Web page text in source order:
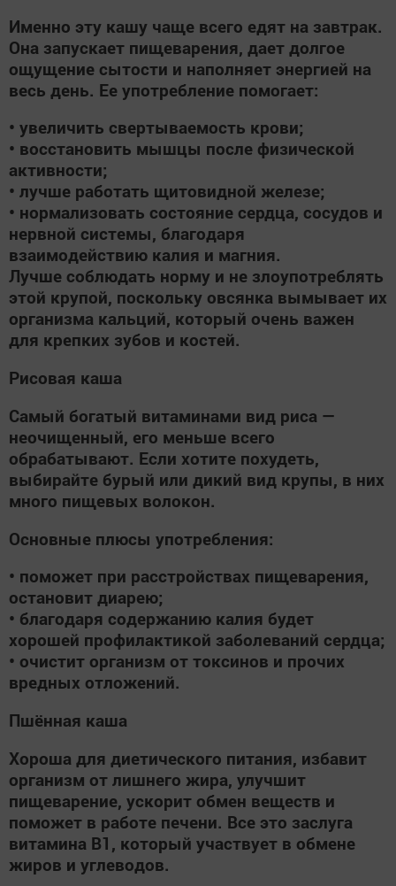
Именно эту кашу чаще всего едят на завтрак.
Она запускает пищеварения, дает долгое
ощущение сытости и наполняет энергией на
весь день. Ее употребление помогает:
• увеличить свертываемость крови;
• восстановить мышцы после физической
активности;
• лучше работать щитовидной железе;
• нормализовать состояние сердца, сосудов и
нервной системы, благодаря
взаимодействию калия и магния.
Лучше соблюдать норму и не злоупотреблять
этой крупой, поскольку овсянка вымывает их
организма кальций, который очень важен
для крепких зубов и костей.
Рисовая каша
Самый богатый витаминами вид риса —
неочищенный, его меньше всего
обрабатывают. Если хотите похудеть,
выбирайте бурый или дикий вид крупы, в них
много пищевых волокон.
Основные плюсы употребления:
• поможет при расстройствах пищеварения,
остановит диарею;
• благодаря содержанию калия будет
хорошей профилактикой заболеваний сердца;
• очистит организм от токсинов и прочих
вредных отложений.
Пшённая каша
Хороша для диетического питания, избавит
организм от лишнего жира, улучшит
пищеварение, ускорит обмен веществ и
поможет в работе печени. Все это заслуга
витамина В1, который участвует в обмене
жиров и углеводов.